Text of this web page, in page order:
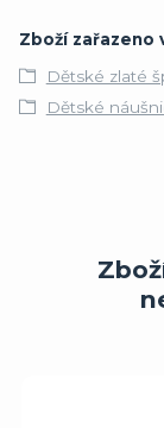
Zboží zařazeno
Dětské zlaté
Dětské